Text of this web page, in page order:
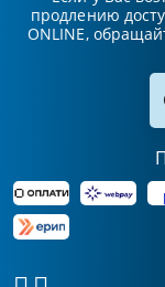
продлению
ONLINE,